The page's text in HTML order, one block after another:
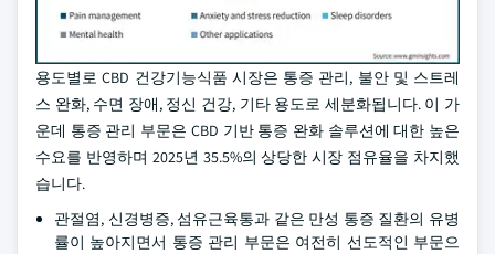
용도별로 CBD 건강기능식품 시장은 통증 관리, 불안 및 스트레
스 완화, 수면 장애, 정신 건강, 기타 용도로 세분화됩니다. 이 가
운데 통증 관리 부문은 CBD 기반 통증 완화 솔루션에 대한 높은
수요를 반영하며 2025년 35.5%의 상당한 시장 점유율을 차지했
습니다.
관절염, 신경병증, 섬유근육통과 같은 만성 통증 질환의 유병
률이 높아지면서 통증 관리 부문은 여전히 선도적인 부문으